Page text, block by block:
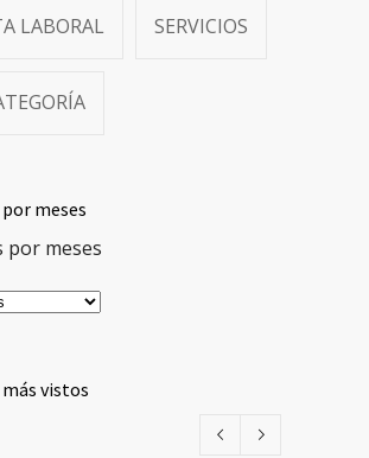
LABORAL SERVICIOS
meses
por meses
vistos